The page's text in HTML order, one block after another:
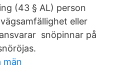
(43 § AL) person
eller
snöpinnar på
män